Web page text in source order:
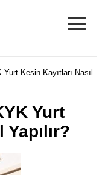
≡
Kesin Kayıtları Nasıl
Yurt